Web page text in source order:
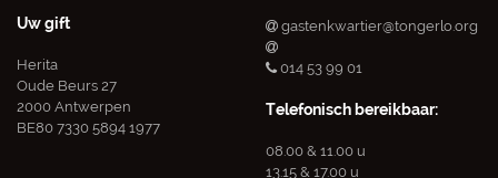
Uw gift
Herita
Oude Beurs 27
2000 Antwerpen
BE80 7330 5894 1977
gastenkwartier@tongerlo.org
014 53 99 01
Telefonisch bereikbaar:
08.00 & 11.00 u
13.15 & 17.00 u